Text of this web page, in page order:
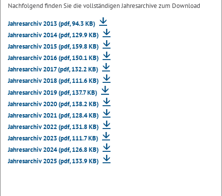
Nachfolgend finden Sie die vollständigen Jahresarchive zum Download
Jahresarchiv 2013 (pdf, 94.3 KB)
Jahresarchiv 2014 (pdf, 129.9 KB)
Jahresarchiv 2015 (pdf, 159.8 KB)
Jahresarchiv 2016 (pdf, 150.1 KB)
Jahresarchiv 2017 (pdf, 132.2 KB)
Jahresarchiv 2018 (pdf, 111.6 KB)
Jahresarchiv 2019 (pdf, 137.7 KB)
Jahresarchiv 2020 (pdf, 138.2 KB)
Jahresarchiv 2021 (pdf, 128.4 KB)
Jahresarchiv 2022 (pdf, 131.8 KB)
Jahresarchiv 2023 (pdf, 111.7 KB)
Jahresarchiv 2024 (pdf, 126.8 KB)
Jahresarchiv 2025 (pdf, 133.9 KB)